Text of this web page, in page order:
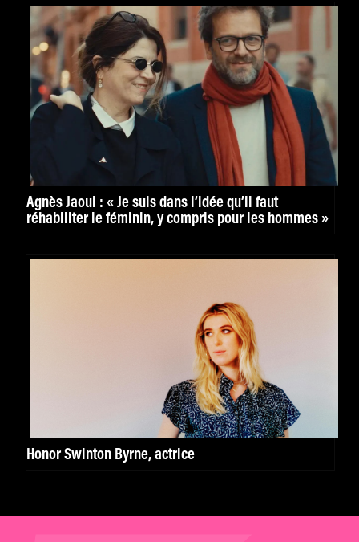
Agnès Jaoui : « Je suis dans l’idée qu’il faut
réhabiliter le féminin, y compris pour les hommes »
Honor Swinton Byrne, actrice